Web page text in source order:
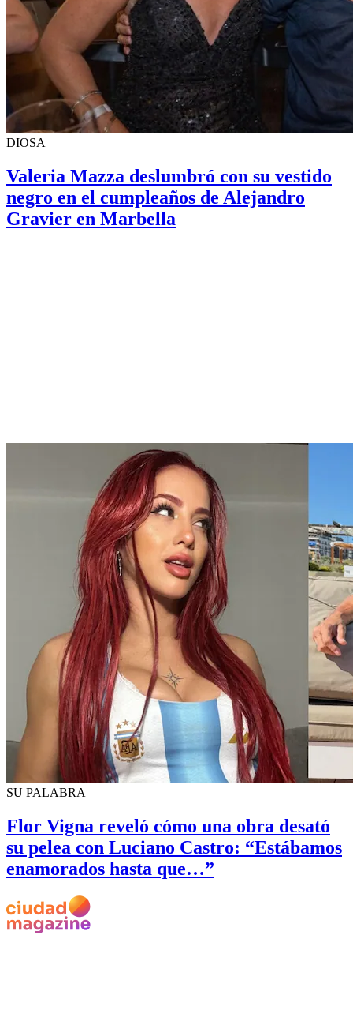
DIOSA
Valeria Mazza deslumbró con su vestido
negro en el cumpleaños de Alejandro
Gravier en Marbella
SU PALABRA
Flor Vigna reveló cómo una obra desató
su pelea con Luciano Castro: “Estábamos
enamorados hasta que…”